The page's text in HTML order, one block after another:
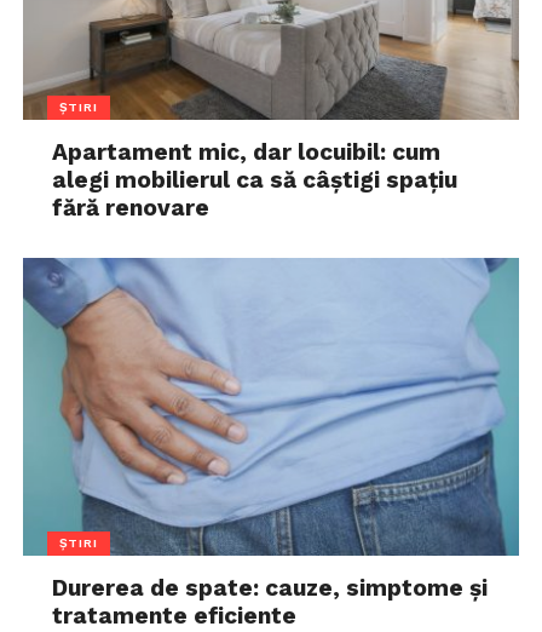
ȘTIRI
Apartament mic, dar locuibil: cum
alegi mobilierul ca să câștigi spațiu
fără renovare
ȘTIRI
Durerea de spate: cauze, simptome și
tratamente eficiente